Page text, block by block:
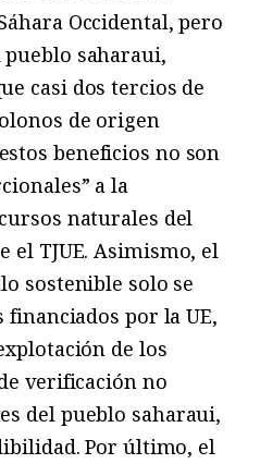
Occidental, pero
saharaui,
casi dos tercios de
de origen
beneficios no son
a la
naturales del
TJUE. Asimismo, el
sostenible solo se
financiados por la UE,
de los
verificación no
del pueblo saharaui,
Por último, el